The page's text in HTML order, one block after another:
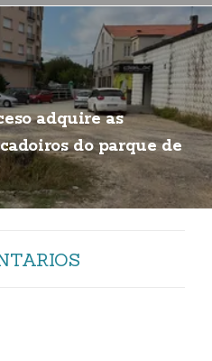
adquire as
do parque de